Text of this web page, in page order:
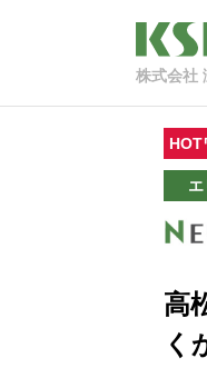
株式会社
HOT
高
く